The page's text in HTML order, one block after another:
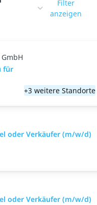
Filter
anzeigen
für
+3 weitere Standorte
oder Verkäufer (m/w/d)
oder Verkäufer (m/w/d)